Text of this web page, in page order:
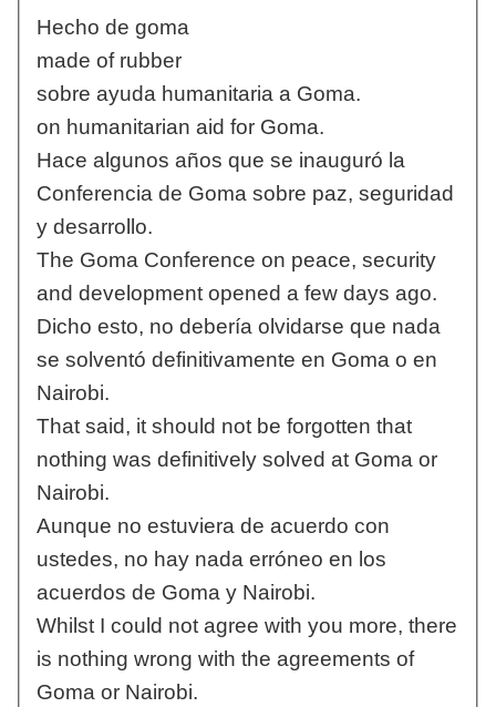
Hecho de goma
made of rubber
sobre ayuda humanitaria a Goma.
on humanitarian aid for Goma.
Hace algunos años que se inauguró la
Conferencia de Goma sobre paz, seguridad
y desarrollo.
The Goma Conference on peace, security
and development opened a few days ago.
Dicho esto, no debería olvidarse que nada
se solventó definitivamente en Goma o en
Nairobi.
That said, it should not be forgotten that
nothing was definitively solved at Goma or
Nairobi.
Aunque no estuviera de acuerdo con
ustedes, no hay nada erróneo en los
acuerdos de Goma y Nairobi.
Whilst I could not agree with you more, there
is nothing wrong with the agreements of
Goma or Nairobi.